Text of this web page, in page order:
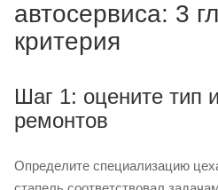
автосервиса: 3
критерия
Шаг 1: оцените тип
ремонтов
Определите специализацию